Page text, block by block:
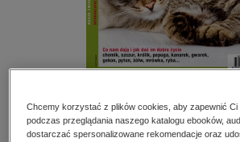
religie
Przeczytaj fragment
Chcemy korzystać z plików cookies, aby zapewnić Ci
podczas przeglądania naszego katalogu ebooków,
dostarczać spersonalizowane rekomendacje oraz